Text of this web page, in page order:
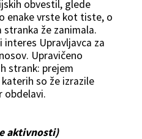
obvestil, glede
enake vrste kot tiste, o
že zanimala.
interes Upravljavca za
Upravičeno
strank: prejem
so že izrazile
obdelavi.
aktivnosti)